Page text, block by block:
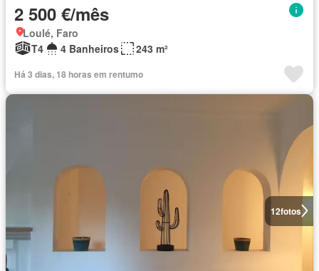
2 500 €/mês
Loulé, Faro
T4
4 Banheiros 243 m²
Há 3 dias, 18 horas em rentumo
12fotos